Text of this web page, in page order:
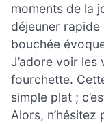
moments de la
déjeuner
bouchée
J’adore voir les
fourchette.
simple plat ;
Alors, n’hésitez